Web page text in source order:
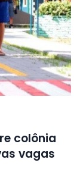
colônia
vagas